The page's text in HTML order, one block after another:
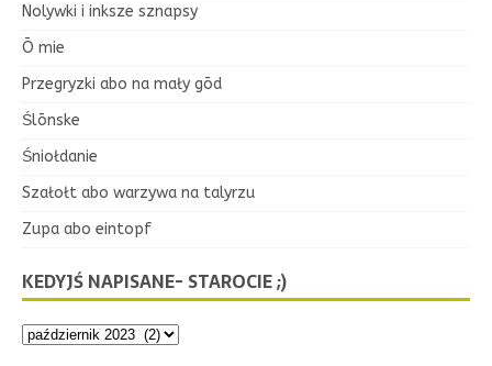
Nolywki i inksze sznapsy
Ō mie
Przegryzki abo na mały gōd
Ślōnske
Śniołdanie
Szałołt abo warzywa na talyrzu
Zupa abo eintopf
KEDYJŚ NAPISANE- STAROCIE ;)